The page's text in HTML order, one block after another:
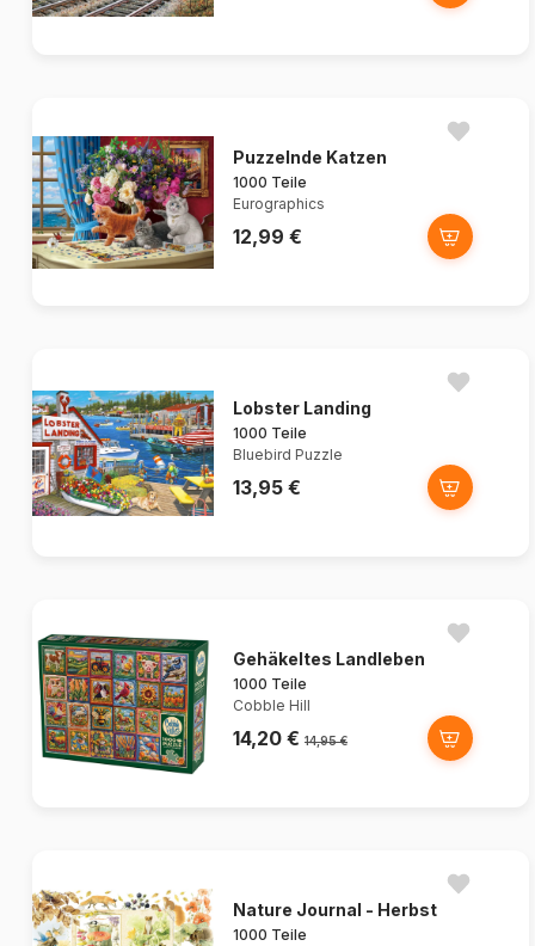
Puzzelnde Katzen
1000 Teile
Eurographics
12,99 €
Lobster Landing
1000 Teile
Bluebird Puzzle
13,95 €
Gehäkeltes Landleben
1000 Teile
Cobble Hill
14,20 € 14,95 €
Nature Journal - Herbst
1000 Teile